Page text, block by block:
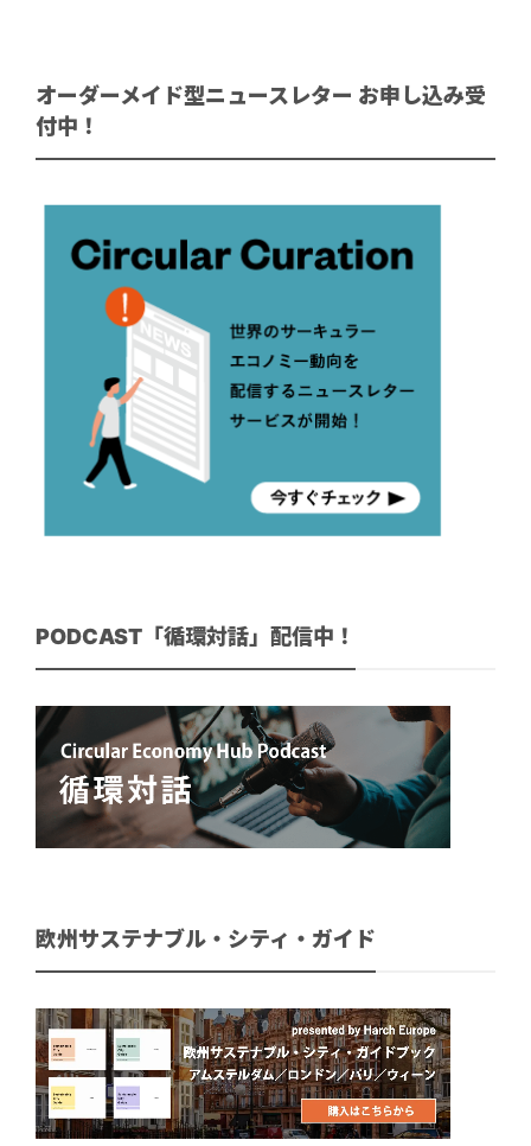
オーダーメイド型ニュースレター お申し込み受
付中！
PODCAST「循環対話」配信中！
欧州サステナブル・シティ・ガイド